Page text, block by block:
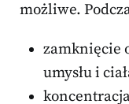
możliwe.
zamknięcie
umysłu i